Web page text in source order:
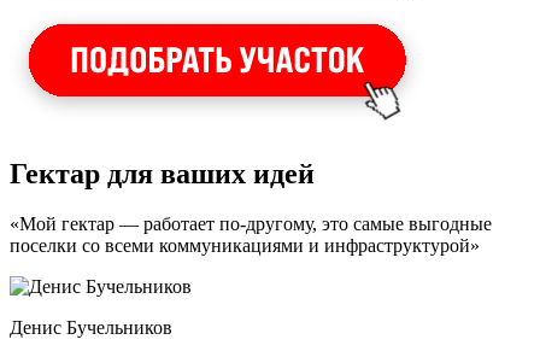
Гектар для ваших идей
«Мой гектар — работает по-другому, это самые выгодные
поселки со всеми коммуникациями и инфраструктурой»
Денис Бучельников